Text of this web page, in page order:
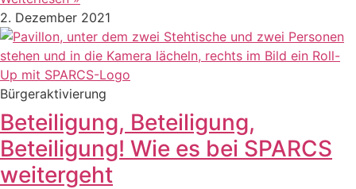
2. Dezember 2021
Bürgeraktivierung
Beteiligung, Beteiligung,
Beteiligung! Wie es bei SPARCS
weitergeht